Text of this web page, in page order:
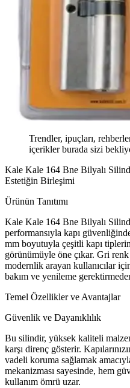
Trendler, ipuçları,
içerikler burada sizi
Kale Kale 164 Bne Bilyalı
Estetiğin Birleşimi
Ürünün Tanıtımı
Kale Kale 164 Bne Bilyalı
performansıyla kapı
mm boyutuyla çeşitli kapı
görünümüyle öne çıkar. Gri
modernlik arayan kullanıcılar
bakım ve yenileme
Temel Özellikler ve Avantajlar
Güvenlik ve Dayanıklılık
Bu silindir, yüksek kaliteli
karşı direnç gösterir.
vadeli koruma sağlamak
mekanizması sayesinde, hem
kullanım ömrü uzar.